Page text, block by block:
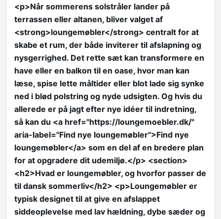
<p>Når sommerens solstråler lander på
terrassen eller altanen, bliver valget af
<strong>loungemøbler</strong> centralt for at
skabe et rum, der både inviterer til afslapning og
nysgerrighed. Det rette sæt kan transformere en
have eller en balkon til en oase, hvor man kan
læse, spise lette måltider eller blot lade sig synke
ned i blød polstring og nyde udsigten. Og hvis du
allerede er på jagt efter nye idéer til indretning,
så kan du <a href="https://loungemoebler.dk/"
aria-label="Find nye loungemøbler">Find nye
loungemøbler</a> som en del af en bredere plan
for at opgradere dit udemiljø.</p> <section>
<h2>Hvad er loungemøbler, og hvorfor passer de
til dansk sommerliv</h2> <p>Loungemøbler er
typisk designet til at give en afslappet
siddeoplevelse med lav hældning, dybe sæder og